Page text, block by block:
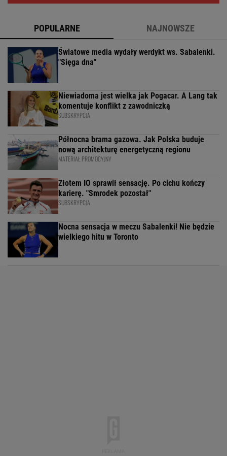
POPULARNE NAJNOWSZE
Światowe media wydały werdykt ws. Sabalenki.
"Sięga dna"
Niewiadoma jest wielka jak Pogacar. A Lang tak
komentuje konflikt z zawodniczką
SUBSKRYPCJA
Północna brama gazowa. Jak Polska buduje
nową architekturę energetyczną regionu
MATERIAŁ PROMOCYJNY
Złotem IO sprawił sensację. Po cichu kończy
karierę. "Smrodek pozostał"
SUBSKRYPCJA
Nocna sensacja w meczu Sabalenki! Nie będzie
wielkiego hitu w Toronto